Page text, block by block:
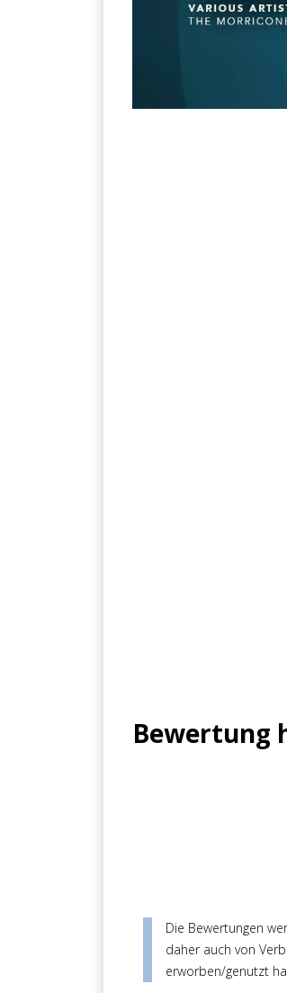
Bewertung
Die Bewertungen
daher auch von
erworben/genutzt